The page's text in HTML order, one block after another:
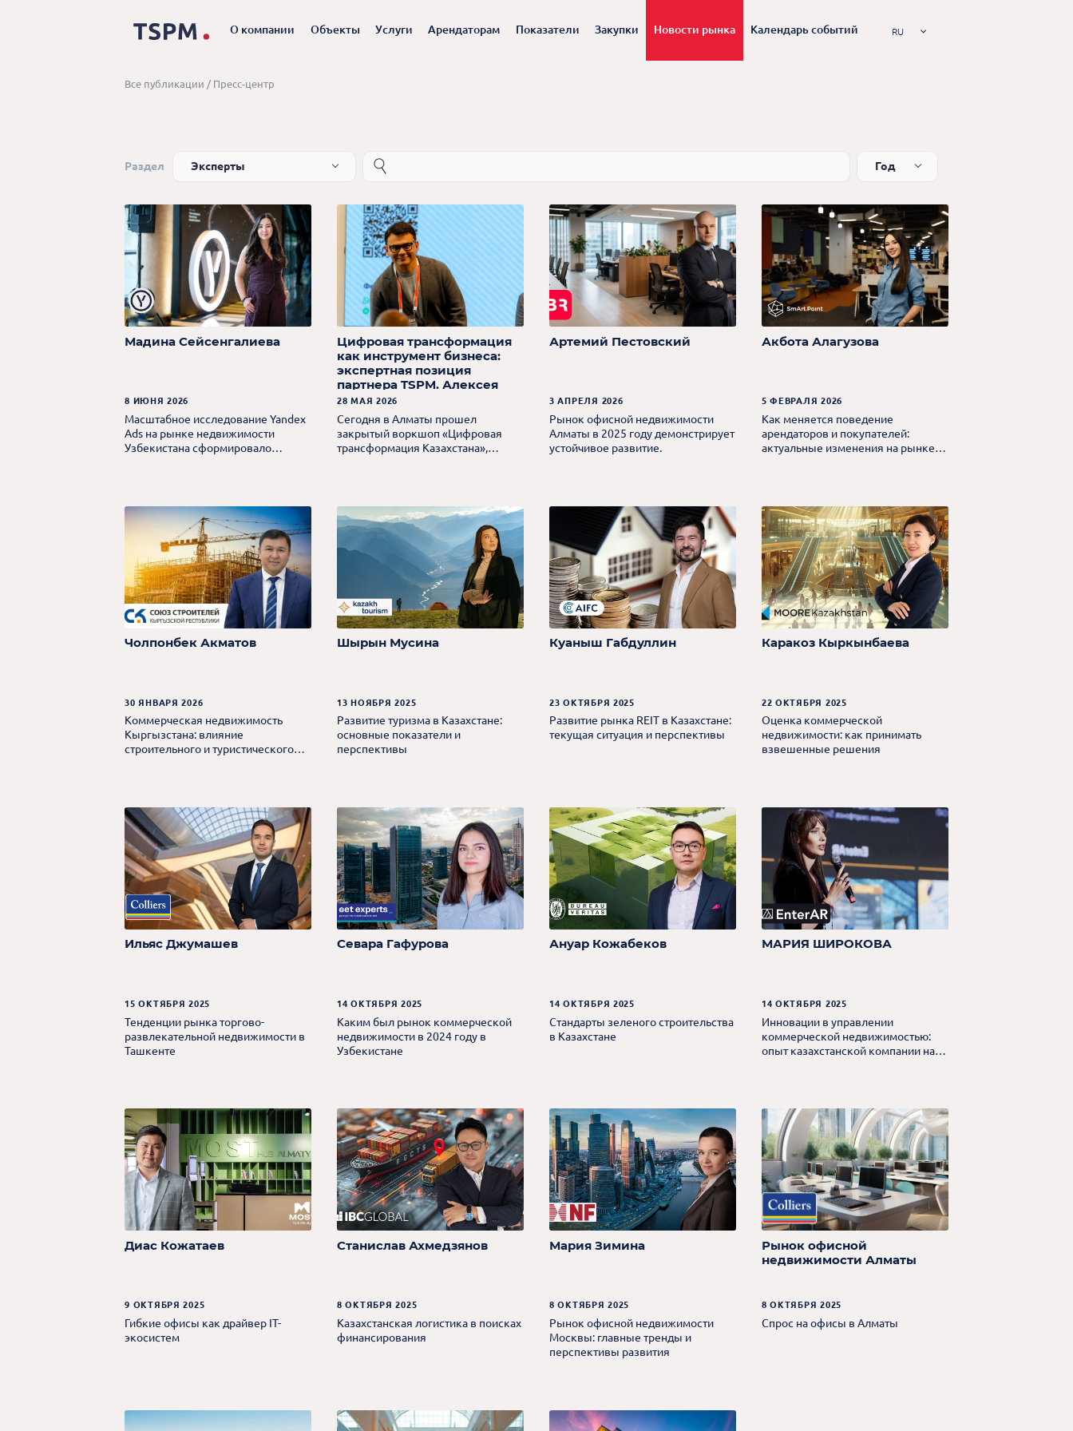
О компании Объекты Услуги Арендаторам Показатели Закупки Новости рынка Календарь событий RU
Все публикации / Пресс-центр
Раздел Эксперты Год
Мадина Сейсенгалиева
8 ИЮНЯ 2026
Масштабное исследование Yandex
Ads на рынке недвижимости
Узбекистана сформировало
Цифровая трансформация
как инструмент бизнеса:
экспертная позиция
партнера TSPM. Алексея
Хегай
28 МАЯ 2026
Сегодня в Алматы прошел
закрытый воркшоп «Цифровая
трансформация Казахстана»,
пленарной дискуссии о
цифровизации бизнеса и
коммерческой недвижимости.
Артемий Пестовский
3 АПРЕЛЯ 2026
Рынок офисной недвижимости
Алматы в 2025 году демонстрирует
устойчивое развитие.
Акбота Алагузова
5 ФЕВРАЛЯ 2026
Как меняется поведение
арендаторов и покупателей:
актуальные изменения на рынке
Чолпонбек Акматов
30 ЯНВАРЯ 2026
Коммерческая недвижимость
Кыргызстана: влияние
строительного и туристического
Шырын Мусина
13 НОЯБРЯ 2025
Развитие туризма в Казахстане:
основные показатели и
перспективы
Куаныш Габдуллин
23 ОКТЯБРЯ 2025
Развитие рынка REIT в Казахстане:
текущая ситуация и перспективы
Каракоз Кыркынбаева
22 ОКТЯБРЯ 2025
Оценка коммерческой
недвижимости: как принимать
взвешенные решения
Ильяс Джумашев
15 ОКТЯБРЯ 2025
Тенденции рынка торгово-
развлекательной недвижимости в
Ташкенте
Севара Гафурова
14 ОКТЯБРЯ 2025
Каким был рынок коммерческой
недвижимости в 2024 году в
Узбекистане
Ануар Кожабеков
14 ОКТЯБРЯ 2025
Стандарты зеленого строительства
в Казахстане
МАРИЯ ШИРОКОВА
14 ОКТЯБРЯ 2025
Инновации в управлении
коммерческой недвижимостью:
опыт казахстанской компании на
Диас Кожатаев
9 ОКТЯБРЯ 2025
Гибкие офисы как драйвер IT-
экосистем
Станислав Ахмедзянов
8 ОКТЯБРЯ 2025
Казахстанская логистика в поисках
финансирования
Мария Зимина
8 ОКТЯБРЯ 2025
Рынок офисной недвижимости
Москвы: главные тренды и
перспективы развития
Рынок офисной
недвижимости Алматы
8 ОКТЯБРЯ 2025
Спрос на офисы в Алматы